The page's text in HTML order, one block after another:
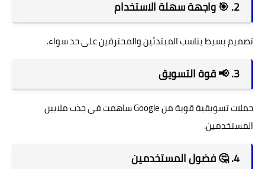
2. 🎯 واجهة سهلة الاستخدام
تصميم بسيط يناسب المبتدئين والمحترفين على حد سواء.
3. 📢 قوة التسويق
حملات تسويقية قوية منGoogleساهمت في جذب ملايين
المستخدمين.
4. 🤔 فضول المستخدمين